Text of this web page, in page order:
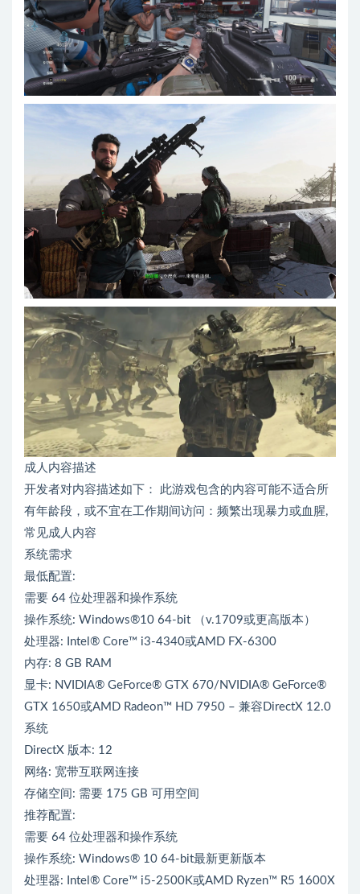
成人内容描述
开发者对内容描述如下： 此游戏包含的内容可能不适合所
有年龄段，或不宜在工作期间访问：频繁出现暴力或血腥,
常见成人内容
系统需求
最低配置:
需要 64 位处理器和操作系统
操作系统: Windows®10 64-bit （v.1709或更高版本）
处理器: Intel® Core™ i3-4340或AMD FX-6300
内存: 8 GB RAM
显卡: NVIDIA® GeForce® GTX 670/NVIDIA® GeForce®
GTX 1650或AMD Radeon™ HD 7950 – 兼容DirectX 12.0
系统
DirectX 版本: 12
网络: 宽带互联网连接
存储空间: 需要 175 GB 可用空间
推荐配置:
需要 64 位处理器和操作系统
操作系统: Windows® 10 64-bit最新更新版本
处理器: Intel® Core™ i5-2500K或AMD Ryzen™ R5 1600X